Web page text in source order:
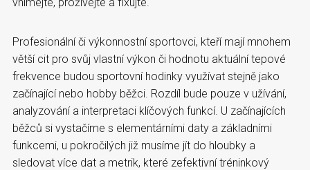
Profesionální či výkonnostní sportovci, kteří mají mnohem
větší cit pro svůj vlastní výkon či hodnotu aktuální tepové
frekvence budou sportovní hodinky využívat stejně jako
začínající nebo hobby běžci. Rozdíl bude pouze v užívání,
analyzování a interpretaci klíčových funkcí. U začínajících
běžců si vystačíme s elementárními daty a základními
funkcemi, u pokročilých již musíme jít do hloubky a
sledovat více dat a metrik, které zefektivní tréninkový